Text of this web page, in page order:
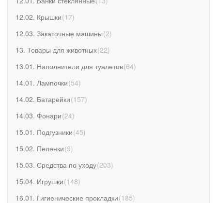
12.02. Крышки(17)
12.03. Закаточные машины(2)
13. Товары для животных(22)
13.01. Наполнители для туалетов(64)
14.01. Лампочки(54)
14.02. Батарейки(157)
14.03. Фонари(24)
15.01. Подгузники(45)
15.02. Пеленки(9)
15.03. Средства по уходу(203)
15.04. Игрушки(148)
16.01. Гигиенические прокладки(185)